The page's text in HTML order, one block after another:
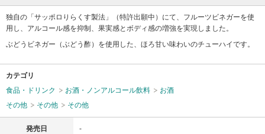
独自の「サッポロりらくす製法」（特許出願中）にて、フルーツビネガーを使
用し、アルコール感を抑制、果実感とボディ感の増強を実現しました。
ぶどうビネガー（ぶどう酢）を使用した、ほろ甘い味わいのチューハイです。
カテゴリ
食品・ドリンク
お酒・ノンアルコール飲料
お酒
その他
その他 その他
発売日 -